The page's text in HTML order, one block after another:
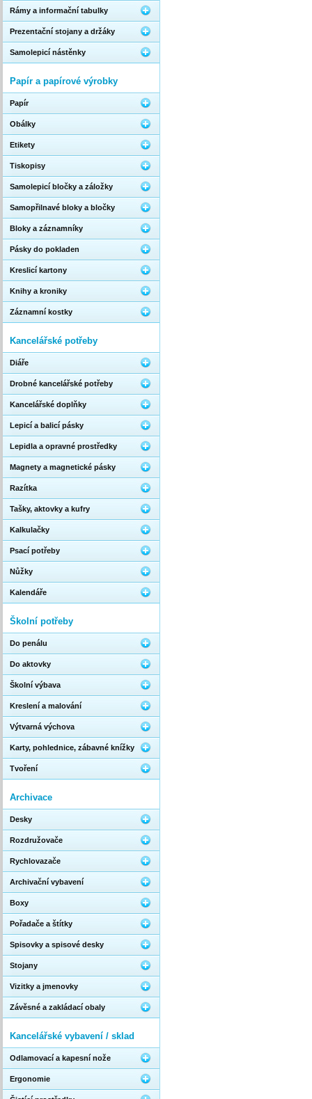
Rámy a informační tabulky
Prezentační stojany a držáky
Samolepicí nástěnky
Papír a papírové výrobky
Papír
Obálky
Etikety
Tiskopisy
Samolepicí bločky a záložky
Samopřilnavé bloky a bločky
Bloky a záznamníky
Pásky do pokladen
Kreslicí kartony
Knihy a kroniky
Záznamní kostky
Kancelářské potřeby
Diáře
Drobné kancelářské potřeby
Kancelářské doplňky
Lepicí a balicí pásky
Lepidla a opravné prostředky
Magnety a magnetické pásky
Razítka
Tašky, aktovky a kufry
Kalkulačky
Psací potřeby
Nůžky
Kalendáře
Školní potřeby
Do penálu
Do aktovky
Školní výbava
Kreslení a malování
Výtvarná výchova
Karty, pohlednice, zábavné knížky
Tvoření
Archivace
Desky
Rozdružovače
Rychlovazače
Archivační vybavení
Boxy
Pořadače a štítky
Spisovky a spisové desky
Stojany
Vizitky a jmenovky
Závěsné a zakládací obaly
Kancelářské vybavení / sklad
Odlamovací a kapesní nože
Ergonomie